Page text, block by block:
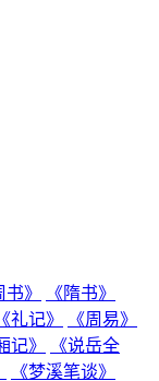
书》
《隋书》
《礼记》
《周易》
记》
《说岳全
《梦溪笔谈》